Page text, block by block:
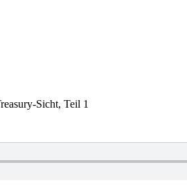
Sicht, Teil 1